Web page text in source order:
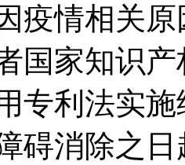
疫情相关
国家知识
专利法实
碍消除之